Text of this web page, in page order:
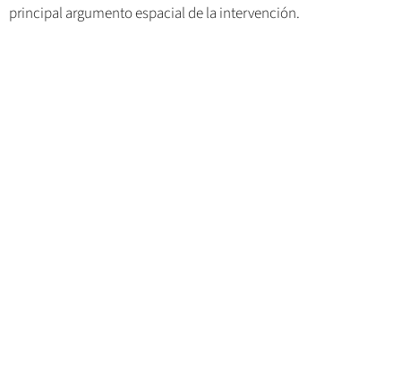
principal argumento espacial de la intervención.